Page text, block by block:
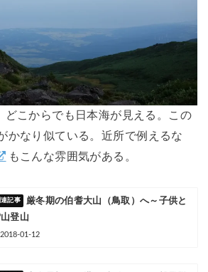
どこからでも日本海が見える。この
かなり似ている。近所で例えるな
もこんな雰囲気がある。
厳冬期の伯耆大山（鳥取）へ～子供と
登山
2018-01-12